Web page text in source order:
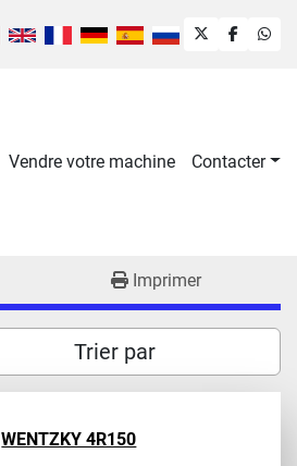
twitter
Vendre votre machine Contacter
Imprimer
Trier par
WENTZKY 4R150